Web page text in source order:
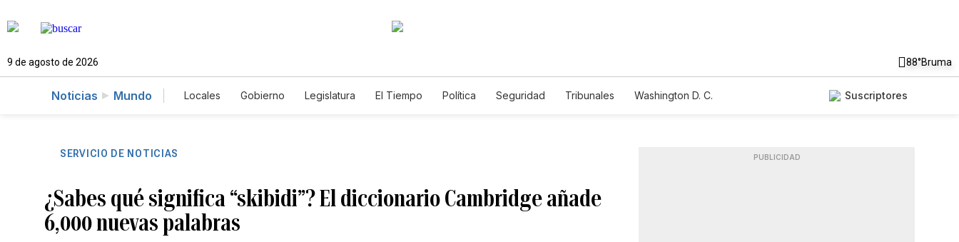
9 de agosto de 2026 88°Bruma
Noticias Mundo Locales Gobierno Legislatura El Tiempo Política Seguridad Tribunales
Washington D. C.
Suscriptores
SERVICIO DE NOTICIAS
¿Sabes qué significa “skibidi”? El diccionario Cambridge añade
6,000 nuevas palabras
PUBLICIDAD